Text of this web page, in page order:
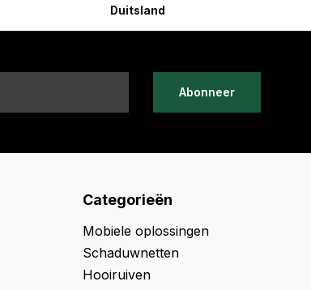
Duitsland
Abonneer
Categorieën
Mobiele oplossingen
Schaduwnetten
Hooiruiven